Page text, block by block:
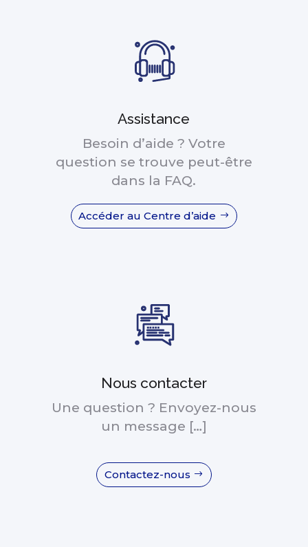
Assistance
Besoin d’aide ? Votre
question se trouve peut-être
dans la FAQ.
Accéder au Centre d’aide
Nous contacter
Une question ? Envoyez-nous
un message […]
Contactez-nous